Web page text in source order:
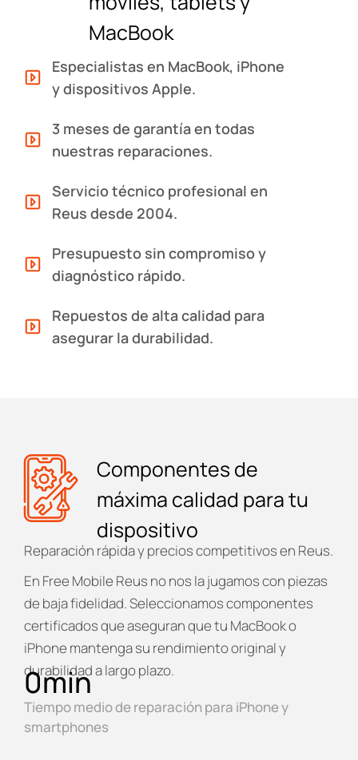
MacBook
Especialistas en MacBook, iPhone
y dispositivos Apple.
3 meses de garantía en todas
nuestras reparaciones.
Servicio técnico profesional en
Reus desde 2004.
Presupuesto sin compromiso y
diagnóstico rápido.
Repuestos de alta calidad para
asegurar la durabilidad.
Componentes de
máxima calidad para tu
dispositivo
Reparación rápida y precios competitivos en Reus.
En Free Mobile Reus no nos la jugamos con piezas
de baja fidelidad. Seleccionamos componentes
certificados que aseguran que tu MacBook o
iPhone mantenga su rendimiento original y
durabilidad a largo plazo.
Tiempo medio de reparación para iPhone y
smartphones
0min